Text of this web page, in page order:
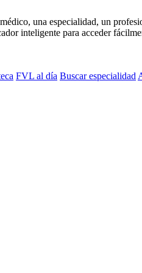
una especialidad, un
inteligente para acceder
FVL al día Buscar especialidad